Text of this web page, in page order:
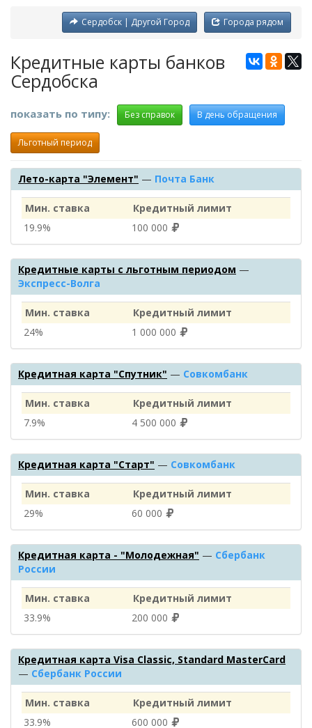
Города рядом
Сердобск | Другой Город
Кредитные карты банков
Сердобска
показать по типу: Без справок В день обращения
Льготный период
Лето-карта "Элемент" — Почта Банк
Мин. ставка
Кредитный лимит
19.9%
100 000
Кредитные карты с льготным периодом —
Экспресс-Волга
Мин. ставка
Кредитный лимит
24%
1 000 000
Кредитная карта "Спутник" — Совкомбанк
Мин. ставка
Кредитный лимит
7.9%
4 500 000
Кредитная карта "Старт" — Совкомбанк
Мин. ставка
Кредитный лимит
29%
60 000
Кредитная карта - "Молодежная" — Сбербанк
России
Мин. ставка
Кредитный лимит
33.9%
200 000
Кредитная карта Visa Classic, Standard MasterCard
— Сбербанк России
Мин. ставка
Кредитный лимит
33.9%
600 000